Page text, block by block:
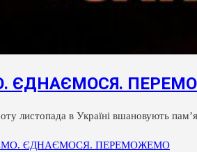
ЄДНАЄМОСЯ.
листопада в Україні вшановують
ЄДНАЄМОСЯ. ПЕРЕМОЖЕМО